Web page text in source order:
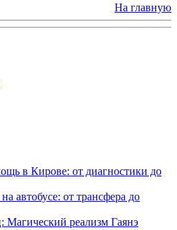
На главную
в Кирове: от диагностики до
автобусе: от трансфера до
Магический реализм Гаянэ